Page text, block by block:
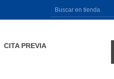
CITA PREVIA